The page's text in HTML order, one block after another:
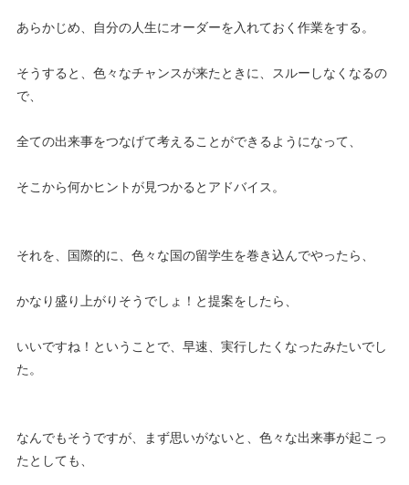
あらかじめ、自分の人生にオーダーを入れておく作業をする。
そうすると、色々なチャンスが来たときに、スルーしなくなるの
で、
全ての出来事をつなげて考えることができるようになって、
そこから何かヒントが見つかるとアドバイス。
それを、国際的に、色々な国の留学生を巻き込んでやったら、
かなり盛り上がりそうでしょ！と提案をしたら、
いいですね！ということで、早速、実行したくなったみたいでし
た。
なんでもそうですが、まず思いがないと、色々な出来事が起こっ
たとしても、